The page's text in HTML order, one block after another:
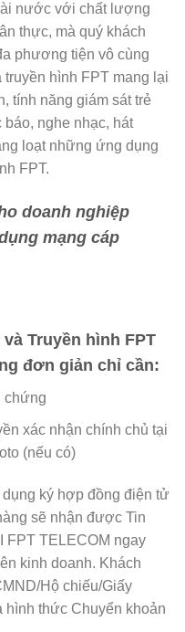
nước với chất lượng
thực, mà quý khách
phương tiện vô cùng
hình FPT mang lại
tính năng giám sát trẻ
nghe nhạc, hát
loạt những ứng dụng
FPT.
doanh nghiệp
mạng cáp
Truyền hình FPT
đơn giản chỉ cần:
chứng
xác nhận chính chủ tại
(nếu có)
ký hợp đồng điện tử
sẽ nhận được Tin
FPT TELECOM ngay
kinh doanh. Khách
Hộ chiếu/Giấy
hình thức Chuyển khoản